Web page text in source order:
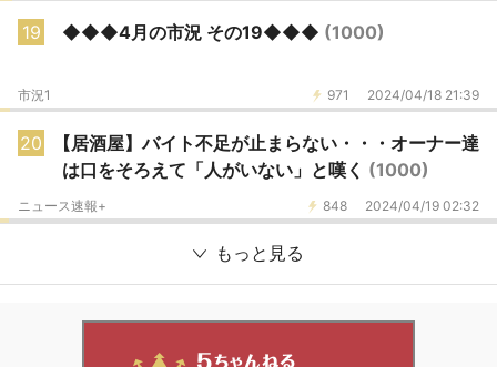
19 ◆◆◆4月の市況 その19◆◆◆ (1000)
971 2024/04/18 21:39
市況1
20
【居酒屋】バイト不足が止まらない・・・オーナー達
は口をそろえて「人がいない」と嘆く (1000)
848 2024/04/19 02:32
ニュース速報+
もっと見る